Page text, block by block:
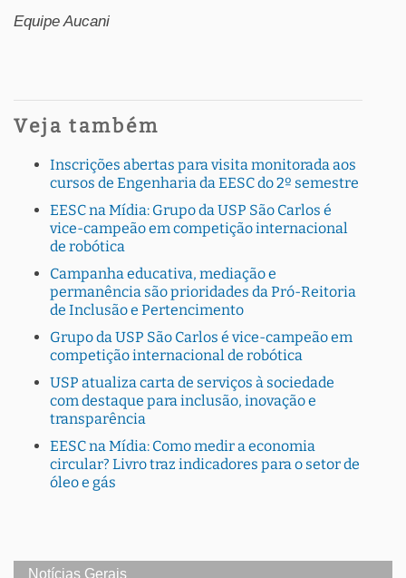
Equipe Aucani
Veja também
Inscrições abertas para visita monitorada aos
cursos de Engenharia da EESC do 2º semestre
EESC na Mídia: Grupo da USP São Carlos é
vice-campeão em competição internacional
de robótica
Campanha educativa, mediação e
permanência são prioridades da Pró-Reitoria
de Inclusão e Pertencimento
Grupo da USP São Carlos é vice-campeão em
competição internacional de robótica
USP atualiza carta de serviços à sociedade
com destaque para inclusão, inovação e
transparência
EESC na Mídia: Como medir a economia
circular? Livro traz indicadores para o setor de
óleo e gás
Notícias Gerais